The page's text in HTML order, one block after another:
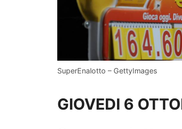
SuperEnalotto – GettyImages
GIOVEDI 6